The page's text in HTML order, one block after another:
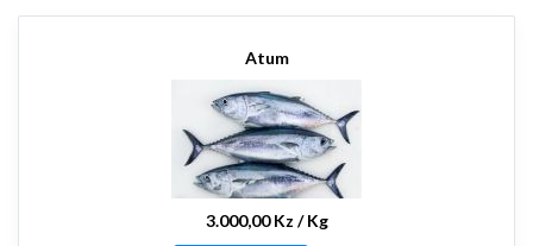
Atum
3.000,00 Kz / Kg